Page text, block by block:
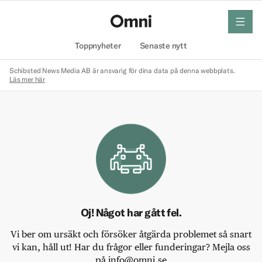
Toppnyheter Senaste nytt
meny
Schibsted News Media AB är ansvarig för dina data på denna webbplats.
Läs mer här
Oj! Något har gått fel.
Vi ber om ursäkt och försöker åtgärda problemet så snart
vi kan, håll ut! Har du frågor eller funderingar? Mejla oss